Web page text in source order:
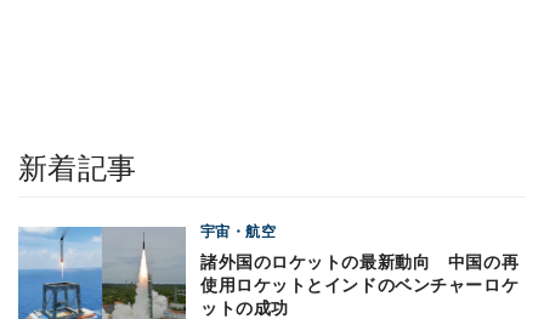
新着記事
宇宙・航空
諸外国のロケットの最新動向 中国の再
使用ロケットとインドのベンチャーロケ
ットの成功